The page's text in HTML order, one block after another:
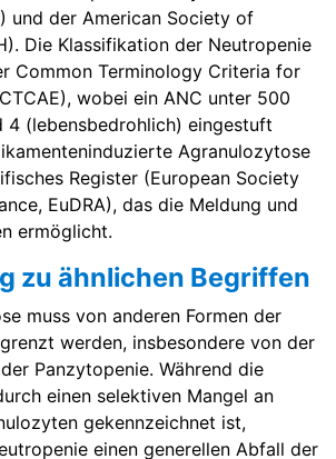
und der American Society of
Die Klassifikation der Neutropenie
Common Terminology Criteria for
wobei ein ANC unter 500
4 (lebensbedrohlich) eingestuft
Agranulozytose
Register (European Society
EuDRA), das die Meldung und
ermöglicht.
zu ähnlichen Begriffen
muss von anderen Formen der
werden, insbesondere von der
Panzytopenie. Während die
einen selektiven Mangel an
gekennzeichnet ist,
einen generellen Abfall der